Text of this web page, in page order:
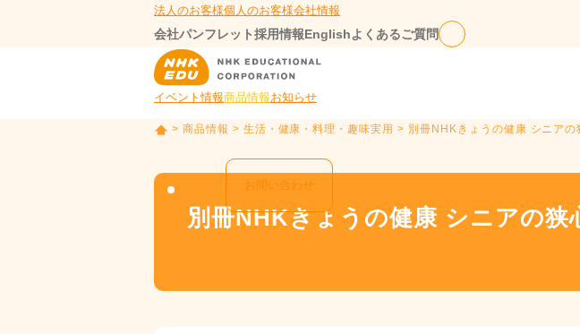
法人のお客様個人のお客様会社情報
会社パンフレット採用情報Englishよくあるご質問
イベント情報商品情報お知らせ
お問い合わせ
P
> 商品情報 > 生活・健康・料理・趣味実用 > 別冊NHKきょうの健康 シニア
別冊NHKきょうの健康 シニアの